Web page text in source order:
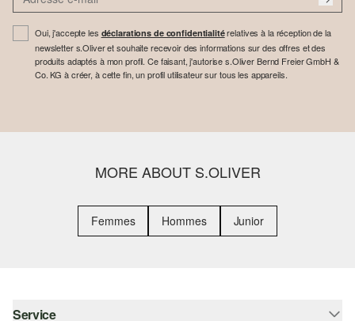
Oui, j'accepte les déclarations de confidentialitérelatives à la réception de la
newsletter s.Oliver et souhaite recevoir des informations sur des offres et des
produits adaptés à mon profil. Ce faisant, j'autorise s.Oliver Bernd Freier GmbH &
Co. KG à créer, à cette fin, un profil utilisateur sur tous les appareils.
MORE ABOUT S.OLIVER
Femmes Hommes Junior
Service